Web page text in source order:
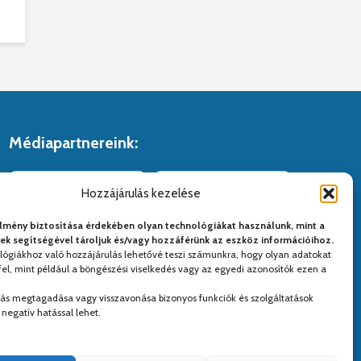
Hozzájárulás kezelése
biztosítása érdekében olyan technológiákat használunk, mint a
segítségével tároljuk és/vagy hozzáférünk az eszköz információihoz.
való hozzájárulás lehetővé teszi számunkra, hogy olyan adatokat
mint például a böngészési viselkedés vagy az egyedi azonosítók ezen a
megtagadása vagy visszavonása bizonyos funkciók és szolgáltatások
hatással lehet.
Médiapartnereink: